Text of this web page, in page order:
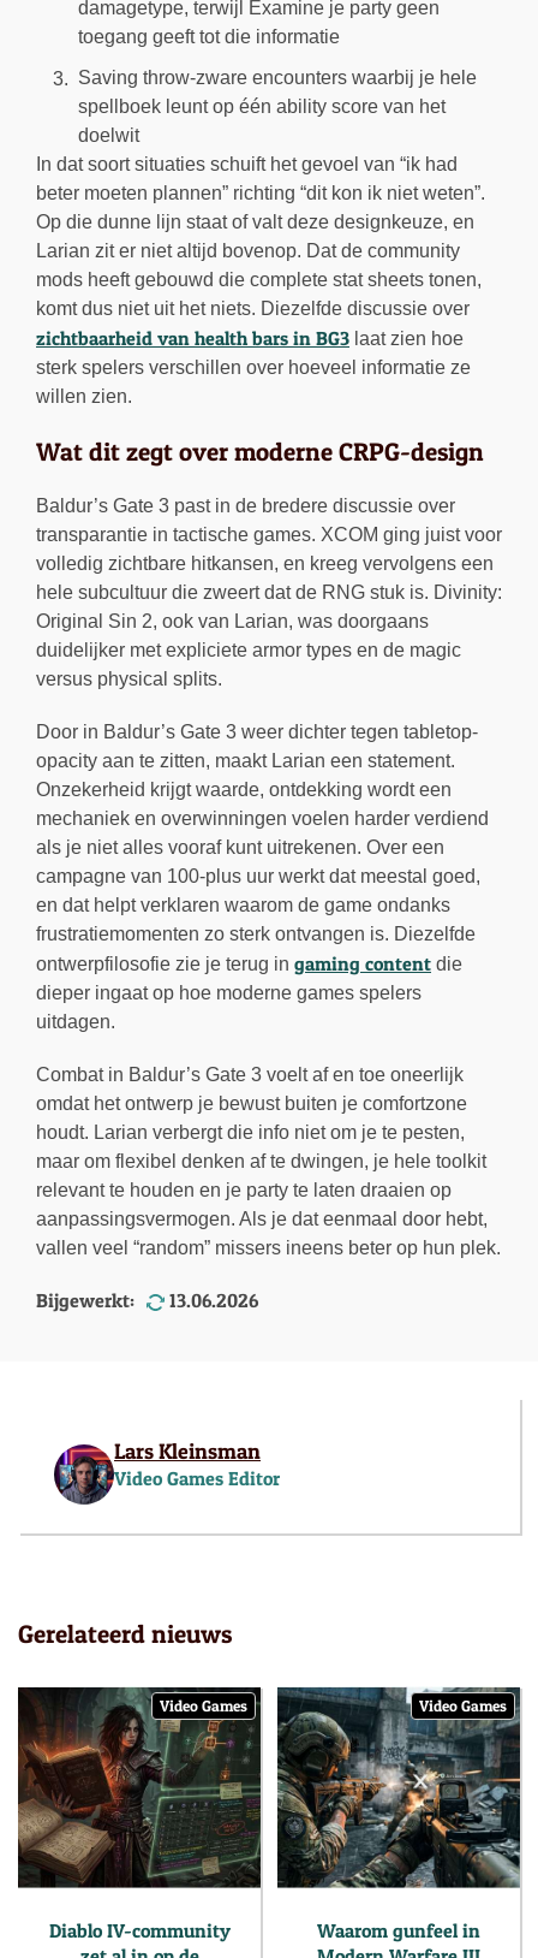
damagetype, terwijl Examine je party geen
toegang geeft tot die informatie
Saving throw-zware encounters waarbij je hele
spellboek leunt op één ability score van het
doelwit
In dat soort situaties schuift het gevoel van “ik had
beter moeten plannen” richting “dit kon ik niet weten”.
Op die dunne lijn staat of valt deze designkeuze, en
Larian zit er niet altijd bovenop. Dat de community
mods heeft gebouwd die complete stat sheets tonen,
komt dus niet uit het niets. Diezelfde discussie over
zichtbaarheid van health bars in BG3 laat zien hoe
sterk spelers verschillen over hoeveel informatie ze
willen zien.
Wat dit zegt over moderne CRPG-design
Baldur’s Gate 3 past in de bredere discussie over
transparantie in tactische games. XCOM ging juist voor
volledig zichtbare hitkansen, en kreeg vervolgens een
hele subcultuur die zweert dat de RNG stuk is. Divinity:
Original Sin 2, ook van Larian, was doorgaans
duidelijker met expliciete armor types en de magic
versus physical splits.
Door in Baldur’s Gate 3 weer dichter tegen tabletop-
opacity aan te zitten, maakt Larian een statement.
Onzekerheid krijgt waarde, ontdekking wordt een
mechaniek en overwinningen voelen harder verdiend
als je niet alles vooraf kunt uitrekenen. Over een
campagne van 100-plus uur werkt dat meestal goed,
en dat helpt verklaren waarom de game ondanks
frustratiemomenten zo sterk ontvangen is. Diezelfde
ontwerpfilosofie zie je terug in gaming content die
dieper ingaat op hoe moderne games spelers
uitdagen.
Combat in Baldur’s Gate 3 voelt af en toe oneerlijk
omdat het ontwerp je bewust buiten je comfortzone
houdt. Larian verbergt die info niet om je te pesten,
maar om flexibel denken af te dwingen, je hele toolkit
relevant te houden en je party te laten draaien op
aanpassingsvermogen. Als je dat eenmaal door hebt,
vallen veel “random” missers ineens beter op hun plek.
Bijgewerkt: 13.06.2026
Lars Kleinsman
Video Games Editor
Gerelateerd nieuws
Video Games
Diablo IV-community
Video Games
Waarom gunfeel in